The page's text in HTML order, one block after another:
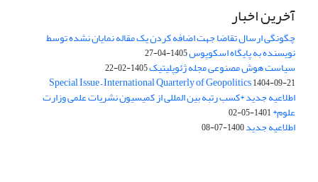
آخرین اخبار
چگونگی ارسال تقاضا جهت اضافه کردن یک مقاله نمایان نشده توسط
نویسنده به پایگاه اسکوپوس1405-04-27
سیاست هوش مصنوعی مجله ژئوپلیتیک1405-02-22
Special Issue – International Quarterly of Geopolitics1404-09-21
اطلاعیه جدید *کسب رتبه بین المللی از کمیسیون نشریات علمی وزارت
علوم*1401-05-02
اطلاعیه جدید1400-07-08